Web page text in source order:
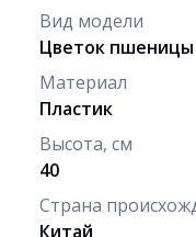
Вид модели
Цветок пшеницы
Материал
Пластик
Высота, см
40
Страна
Китай